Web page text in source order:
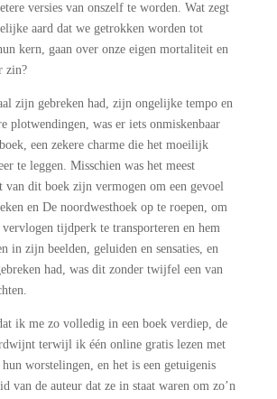
versies van onszelf te worden. Wat zegt
aard dat we getrokken worden tot
kern, gaan over onze eigen mortaliteit en
zin?
zijn gebreken had, zijn ongelijke tempo en
plotwendingen, was er iets onmiskenbaar
een zekere charme die het moeilijk
te leggen. Misschien was het meest
van dit boek zijn vermogen om een gevoel
en De noordwesthoek op te roepen, om
vervlogen tijdperk te transporteren en hem
in zijn beelden, geluiden en sensaties, en
had, was dit zonder twijfel een van
ik me zo volledig in een boek verdiep, de
terwijl ik één online gratis lezen met
hun worstelingen, en het is een getuigenis
van de auteur dat ze in staat waren om zo’n